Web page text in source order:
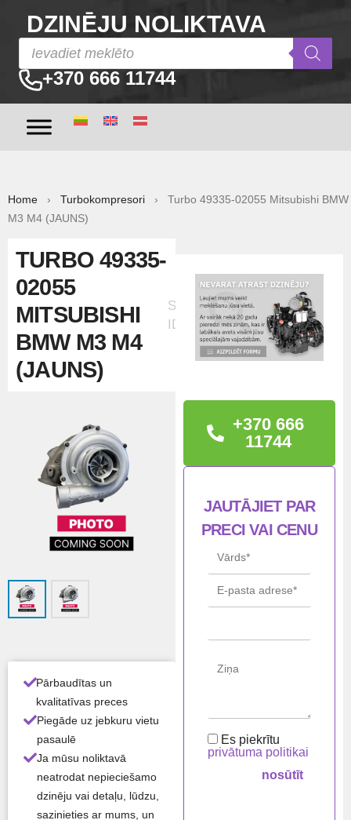
DZINĒJU NOLIKTAVA
+370 666 11744
Home › Turbokompresori › Turbo 49335-02055 Mitsubishi BMW
M3 M4 (JAUNS)
TURBO 49335-
02055
MITSUBISHI
BMW M3 M4
(JAUNS)
Sludinājuma
ID:38333
Pārbaudītas un
kvalitatīvas preces
Piegāde uz jebkuru vietu
pasaulē
Ja mūsu noliktavā
neatrodat nepieciešamo
dzinēju vai detaļu, lūdzu,
sazinieties ar mums, un
TEHNISKĀ
INFORMĀCIJA
BMW M3 M4
Ražo
tājs
Mitsubishi
VOK
Jauns
Atlikums:
Preču zīme:Mitsubishi
+370 666
11744
JAUTĀJIET PAR
PRECI VAI CENU
Es piekrītu
privātuma politikai